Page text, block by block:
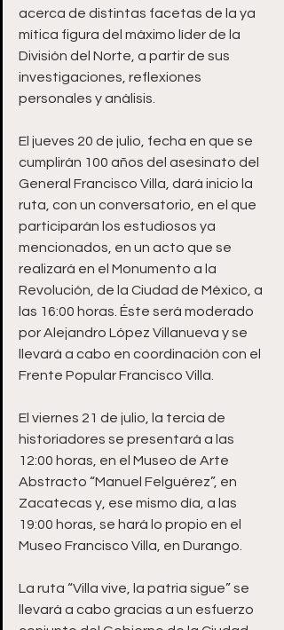
acerca de distintas facetas de la ya
mítica figura del máximo líder de la
División del Norte, a partir de sus
investigaciones, reflexiones
personales y análisis.
El jueves 20 de julio, fecha en que se
cumplirán 100 años del asesinato del
General Francisco Villa, dará inicio la
ruta, con un conversatorio, en el que
participarán los estudiosos ya
mencionados, en un acto que se
realizará en el Monumento a la
Revolución, de la Ciudad de México, a
las 16:00 horas. Éste será moderado
por Alejandro López Villanueva y se
llevará a cabo en coordinación con el
Frente Popular Francisco Villa.
El viernes 21 de julio, la tercia de
historiadores se presentará a las
12:00 horas, en el Museo de Arte
Abstracto “Manuel Felguérez”, en
Zacatecas y, ese mismo día, a las
19:00 horas, se hará lo propio en el
Museo Francisco Villa, en Durango.
La ruta “Villa vive, la patria sigue” se
llevará a cabo gracias a un esfuerzo